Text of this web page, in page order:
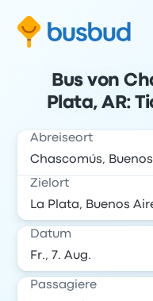
Bus von
Plata, AR:
Abreiseort
Zielort
Datum
Passagiere